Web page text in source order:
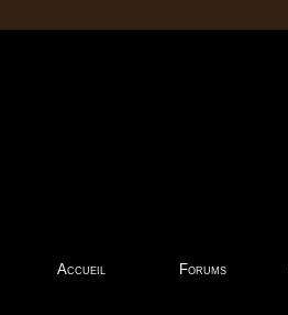
Accueil Forums